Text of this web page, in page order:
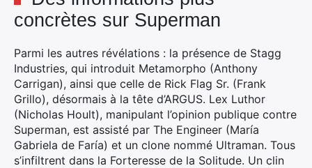
concrètes sur Superman
Parmi les autres révélations : la présence de Stagg
Industries, qui introduit Metamorpho (Anthony
Carrigan), ainsi que celle de Rick Flag Sr. (Frank
Grillo), désormais à la tête d’ARGUS. Lex Luthor
(Nicholas Hoult), manipulant l’opinion publique contre
Superman, est assisté par The Engineer (María
Gabriela de Faría) et un clone nommé Ultraman. Tous
s’infiltrent dans la Forteresse de la Solitude. Un clin
Rechercher
: